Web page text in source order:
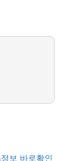
보 바로확인